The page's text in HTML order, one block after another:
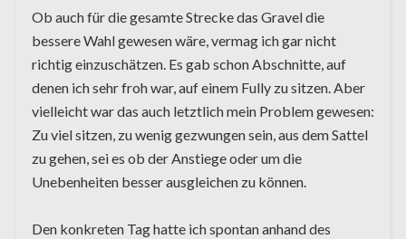
Ob auch für die gesamte Strecke das Gravel die
bessere Wahl gewesen wäre, vermag ich gar nicht
richtig einzuschätzen. Es gab schon Abschnitte, auf
denen ich sehr froh war, auf einem Fully zu sitzen. Aber
vielleicht war das auch letztlich mein Problem gewesen:
Zu viel sitzen, zu wenig gezwungen sein, aus dem Sattel
zu gehen, sei es ob der Anstiege oder um die
Unebenheiten besser ausgleichen zu können.
Den konkreten Tag hatte ich spontan anhand des